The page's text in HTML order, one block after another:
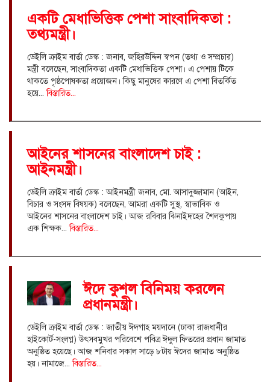
একটি মেধাভিত্তিক পেশা সাংবাদিকতা :
তথ্যমন্ত্রী।
ডেইলি ক্রাইম বার্তা ডেস্ক : জনাব, জহিরউদ্দিন স্বপন (তথ্য ও সম্প্রচার)
মন্ত্রী বলেছেন, সাংবাদিকতা একটি মেধাভিত্তিক পেশা। এ পেশায় টিকে
থাকতে পৃষ্ঠপোষকতা প্রয়োজন। কিছু মানুষের কারণে এ পেশা বিতর্কিত
হয়ে...বিস্তারিত...
আইনের শাসনের বাংলাদেশ চাই :
আইনমন্ত্রী।
ডেইলি ক্রাইম বার্তা ডেস্ক : আইনমন্ত্রী জনাব, মো. আসাদুজ্জামান (আইন,
বিচার ও সংসদ বিষয়ক) বলেছেন, আমরা একটি সুস্থ, স্বাভাবিক ও
আইনের শাসনের বাংলাদেশ চাই। আজ রবিবার ঝিনাইদহের শৈলকুপায়
এক শিক্ষক...বিস্তারিত...
ঈদে কুশল বিনিময় করলেন
প্রধানমন্ত্রী।
ডেইলি ক্রাইম বার্তা ডেস্ক : জাতীয় ঈদগাহ ময়দানে (ঢাকা রাজধানীর
হাইকোর্ট-সংলগ্ন) উৎসবমুখর পরিবেশে পবিত্র ঈদুল ফিতরের প্রধান জামাত
অনুষ্ঠিত হয়েছে। আজ শনিবার সকাল সাড়ে ৮টায় ঈদের জামাত অনুষ্ঠিত
হয়। নামাজে...বিস্তারিত...